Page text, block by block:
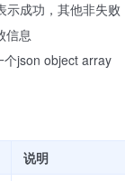
示成功，其他非失败
信息
json object array
说明